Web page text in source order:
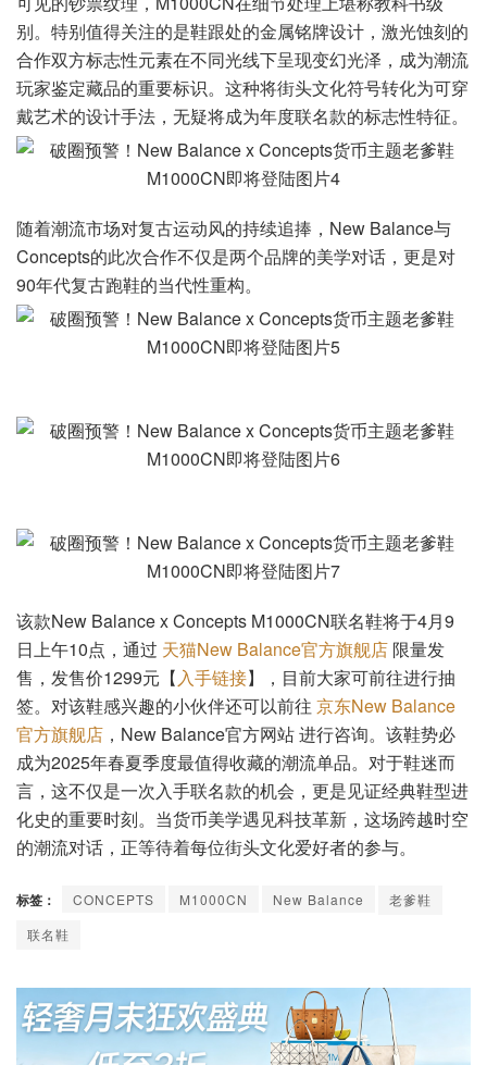
别。特别值得关注的是鞋跟处的金属铭牌设计，激光蚀刻的
合作双方标志性元素在不同光线下呈现变幻光泽，成为潮流
玩家鉴定藏品的重要标识。这种将街头文化符号转化为可穿
戴艺术的设计手法，无疑将成为年度联名款的标志性特征。
随着潮流市场对复古运动风的持续追捧，New Balance与
Concepts的此次合作不仅是两个品牌的美学对话，更是对
90年代复古跑鞋的当代性重构。
该款New Balance x Concepts M1000CN联名鞋将于4月9
日上午10点，通过 天猫New Balance官方旗舰店 限量发
售，发售价1299元【入手链接】，目前大家可前往进行抽
签。对该鞋感兴趣的小伙伴还可以前往 京东New Balance
官方旗舰店 ，New Balance官方网站 进行咨询。该鞋势必
成为2025年春夏季度最值得收藏的潮流单品。对于鞋迷而
言，这不仅是一次入手联名款的机会，更是见证经典鞋型进
化史的重要时刻。当货币美学遇见科技革新，这场跨越时空
的潮流对话，正等待着每位街头文化爱好者的参与。
标签： CONCEPTS M1000CN New Balance
老爹鞋
联名鞋